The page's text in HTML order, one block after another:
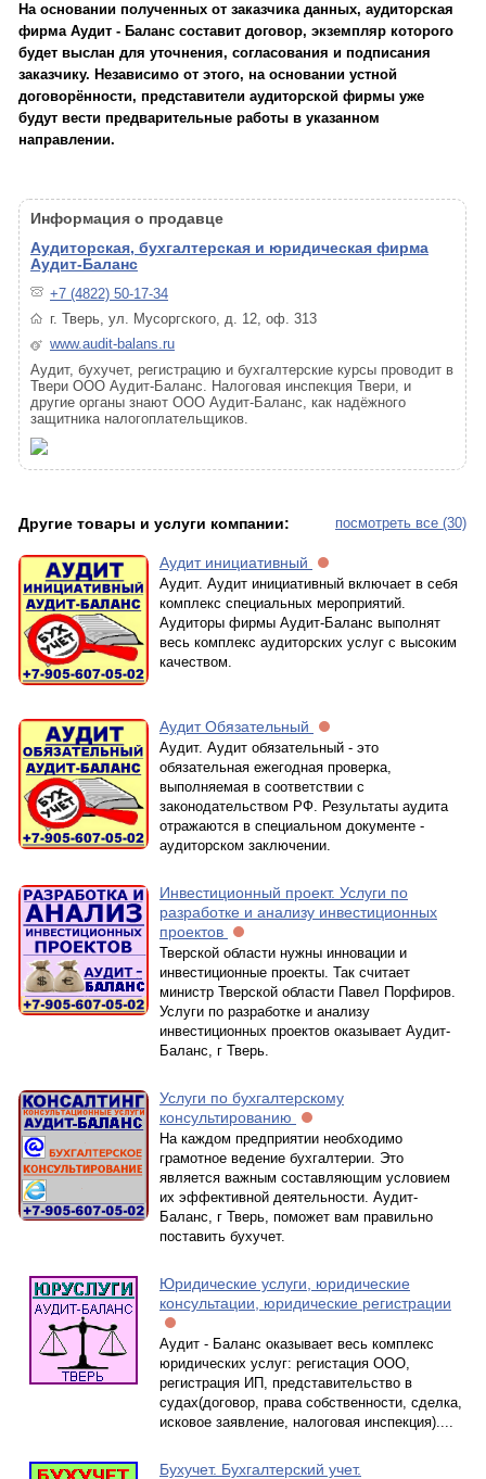
На основании полученных от заказчика данных, аудиторская
фирма Аудит - Баланс составит договор, экземпляр которого
будет выслан для уточнения, согласования и подписания
заказчику. Независимо от этого, на основании устной
договорённости, представители аудиторской фирмы уже
будут вести предварительные работы в указанном
направлении.
Информация о продавце
Аудиторская, бухгалтерская и юридическая фирма
Аудит-Баланс
+7 (4822) 50-17-34
г. Тверь, ул. Мусоргского, д. 12, оф. 313
www.audit-balans.ru
Аудит, бухучет, регистрацию и бухгалтерские курсы проводит в
Твери ООО Аудит-Баланс. Налоговая инспекция Твери, и
другие органы знают ООО Аудит-Баланс, как надёжного
защитника налогоплательщиков.
посмотреть все (30)
Другие товары и услуги компании:
Аудит инициативный
Аудит. Аудит инициативный включает в себя
комплекс специальных мероприятий.
Аудиторы фирмы Аудит-Баланс выполнят
весь комплекс аудиторских услуг с высоким
качеством.
Аудит Обязательный
Аудит. Аудит обязательный - это
обязательная ежегодная проверка,
выполняемая в соответствии с
законодательством РФ. Результаты аудита
отражаются в специальном документе -
аудиторском заключении.
Инвестиционный проект. Услуги по
разработке и анализу инвестиционных
проектов
Тверской области нужны инновации и
инвестиционные проекты. Так считает
министр Тверской области Павел Порфиров.
Услуги по разработке и анализу
инвестиционных проектов оказывает Аудит-
Баланс, г Тверь.
Услуги по бухгалтерскому
консультированию
На каждом предприятии необходимо
грамотное ведение бухгалтерии. Это
является важным составляющим условием
их эффективной деятельности. Аудит-
Баланс, г Тверь, поможет вам правильно
поставить бухучет.
Юридические услуги, юридические
консультации, юридические регистрации
Аудит - Баланс оказывает весь комплекс
юридических услуг: регистация ООО,
регистрация ИП, представительство в
судах(договор, права собственности, сделка,
исковое заявление, налоговая инспекция)....
Бухучет. Бухгалтерский учет.